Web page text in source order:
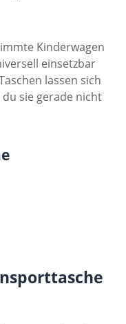
Kinderwagen
einsetzbar
lassen sich
sie gerade nicht